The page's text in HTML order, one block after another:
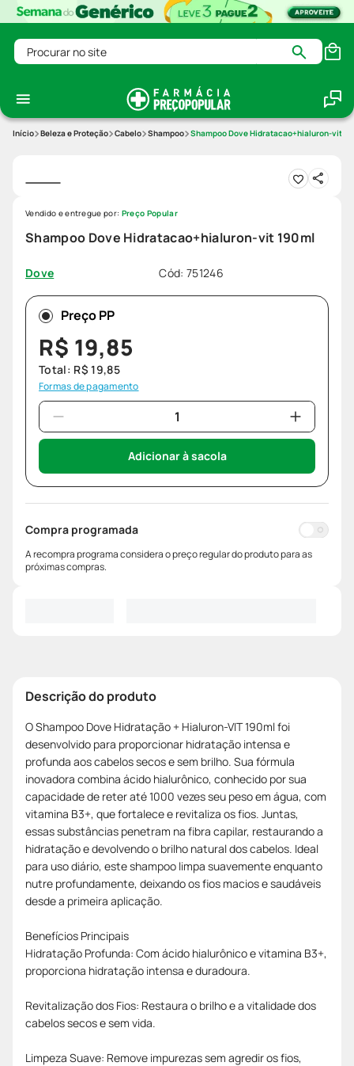
Procurar no site
Beleza e Proteção Cabelo Shampoo Shampoo Dove Hidratacao+hialuron-vit
Shampoo Dove Hidratacao+hialuron-vit 190ml
Dove Cód: 751246
Vendido e entregue por: Preço Popular
Preço PP
R$ 19,85
Total: R$ 19,85
Formas de pagamento
Adicionar à sacola
Compra programada
A recompra programa considera o preço regular do produto para as
próximas compras.
Descrição do produto
O Shampoo Dove Hidratação + Hialuron-VIT 190ml foi
desenvolvido para proporcionar hidratação intensa e
profunda aos cabelos secos e sem brilho. Sua fórmula
inovadora combina ácido hialurônico, conhecido por sua
capacidade de reter até 1000 vezes seu peso em água, com
vitamina B3+, que fortalece e revitaliza os fios. Juntas,
essas substâncias penetram na fibra capilar, restaurando a
hidratação e devolvendo o brilho natural dos cabelos. Ideal
para uso diário, este shampoo limpa suavemente enquanto
nutre profundamente, deixando os fios macios e saudáveis
desde a primeira aplicação.
Benefícios Principais
Hidratação Profunda: Com ácido hialurônico e vitamina B3+,
proporciona hidratação intensa e duradoura.
Revitalização dos Fios: Restaura o brilho e a vitalidade dos
cabelos secos e sem vida.
Limpeza Suave: Remove impurezas sem agredir os fios,